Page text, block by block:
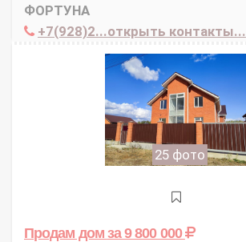
ФОРТУНА
+7(928)2...открыть контакты...
25 фото
Продам домза 9 800 000